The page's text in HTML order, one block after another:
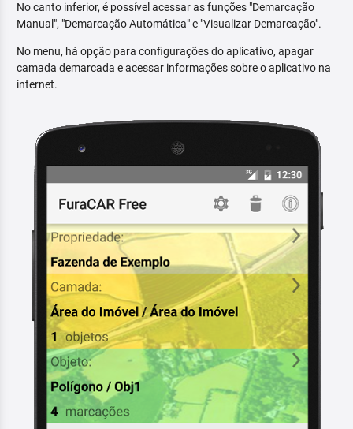
No canto inferior, é possível acessar as funções "Demarcação
Manual", "Demarcação Automática" e "Visualizar Demarcação".
No menu, há opção para configurações do aplicativo, apagar
camada demarcada e acessar informações sobre o aplicativo na
internet.